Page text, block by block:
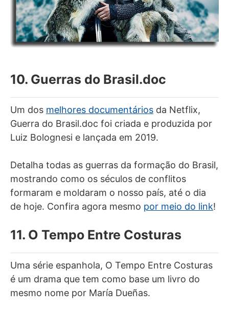
10. Guerras do Brasil.doc
Um dos melhores documentários da Netflix,
Guerra do Brasil.doc foi criada e produzida por
Luiz Bolognesi e lançada em 2019.
Detalha todas as guerras da formação do Brasil,
mostrando como os séculos de conflitos
formaram e moldaram o nosso país, até o dia
de hoje. Confira agora mesmo por meio do link!
11. O Tempo Entre Costuras
Uma série espanhola, O Tempo Entre Costuras
é um drama que tem como base um livro do
mesmo nome por María Dueñas.